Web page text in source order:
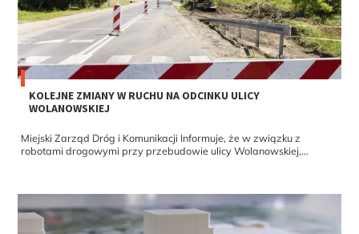
KOLEJNE ZMIANY W RUCHU NA ODCINKU ULICY
WOLANOWSKIEJ
Miejski Zarząd Dróg i Komunikacji Informuje, że w związku z
robotami drogowymi przy przebudowie ulicy Wolanowskiej,...